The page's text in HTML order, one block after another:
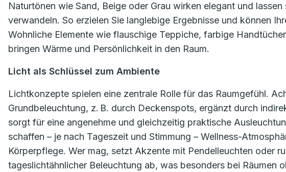
Naturtönen wie Sand, Beige oder Grau wirken elegant und
verwandeln. So erzielen Sie langlebige Ergebnisse und können
Wohnliche Elemente wie flauschige Teppiche, farbige
bringen Wärme und Persönlichkeit in den Raum.
Licht als Schlüssel zum Ambiente
Lichtkonzepte spielen eine zentrale Rolle für das Raumgefühl.
Grundbeleuchtung, z. B. durch Deckenspots, ergänzt durch
sorgt für eine angenehme und gleichzeitig praktische
schaffen – je nach Tageszeit und Stimmung – Wellness-
Körperpflege. Wer mag, setzt Akzente mit Pendelleuchten oder
tageslichtähnlicher Beleuchtung ab, was besonders bei Räumen